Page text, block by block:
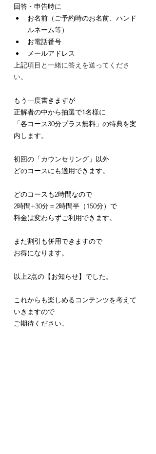
回答・申告時に
お名前（ご予約時のお名前、ハンド
ルネーム等）
お電話番号
メールアドレス
上記項目と一緒に答えを送ってくださ
い。
もう一度書きますが
正解者の中から抽選で1名様に
「各コース30分プラス無料」の特典を案
内します。
初回の「カウンセリング」以外
どのコースにも適用できます。
どのコースも2時間なので
2時間+30分＝2時間半（150分）で
料金は変わらずご利用できます。
また割引も併用できますので
お得になります。
以上2点の【お知らせ】でした。
これからも楽しめるコンテンツを考えて
いきますので
ご期待ください。